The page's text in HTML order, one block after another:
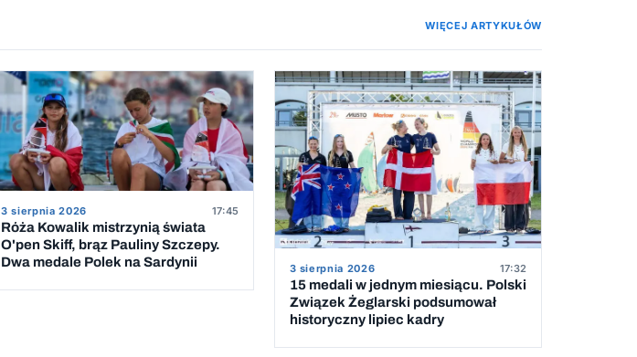
WIĘCEJ ARTYKUŁÓW
3 sierpnia 2026 17:45
Róża Kowalik mistrzynią świata
O'pen Skiff, brąz Pauliny Szczepy.
Dwa medale Polek na Sardynii
3 sierpnia 2026 17:32
15 medali w jednym miesiącu. Polski
Związek Żeglarski podsumował
historyczny lipiec kadry